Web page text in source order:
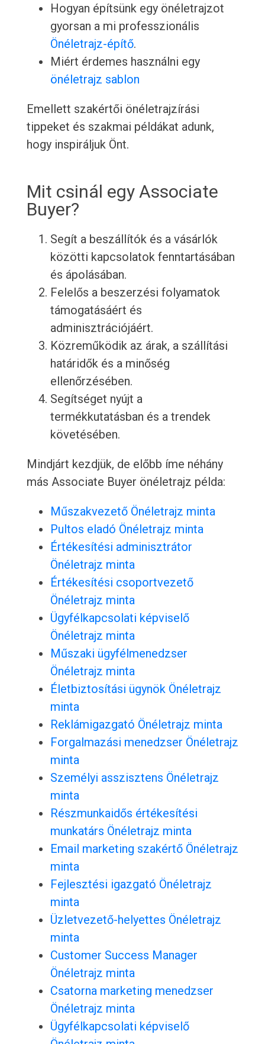
Hogyan építsünk egy önéletrajzot
gyorsan a mi professzionális
Önéletrajz-építő.
Miért érdemes használni egy
önéletrajz sablon
Emellett szakértői önéletrajzírási
tippeket és szakmai példákat adunk,
hogy inspiráljuk Önt.
Mit csinál egy Associate
Buyer?
Segít a beszállítók és a vásárlók
közötti kapcsolatok fenntartásában
és ápolásában.
Felelős a beszerzési folyamatok
támogatásáért és
adminisztrációjáért.
Közreműködik az árak, a szállítási
határidők és a minőség
ellenőrzésében.
Segítséget nyújt a
termékkutatásban és a trendek
követésében.
Mindjárt kezdjük, de előbb íme néhány
más Associate Buyer önéletrajz példa:
Műszakvezető Önéletrajz minta
Pultos eladó Önéletrajz minta
Értékesítési adminisztrátor
Önéletrajz minta
Értékesítési csoportvezető
Önéletrajz minta
Ügyfélkapcsolati képviselő
Önéletrajz minta
Műszaki ügyfélmenedzser
Önéletrajz minta
Életbiztosítási ügynök Önéletrajz
minta
Reklámigazgató Önéletrajz minta
Forgalmazási menedzser Önéletrajz
minta
Személyi asszisztens Önéletrajz
minta
Részmunkaidős értékesítési
munkatárs Önéletrajz minta
Email marketing szakértő Önéletrajz
minta
Fejlesztési igazgató Önéletrajz
minta
Üzletvezető-helyettes Önéletrajz
minta
Customer Success Manager
Önéletrajz minta
Csatorna marketing menedzser
Önéletrajz minta
Ügyfélkapcsolati képviselő